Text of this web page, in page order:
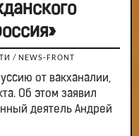
/ NEWS-FRONT
от вакханалии,
Об этом заявил
деятель Андрей